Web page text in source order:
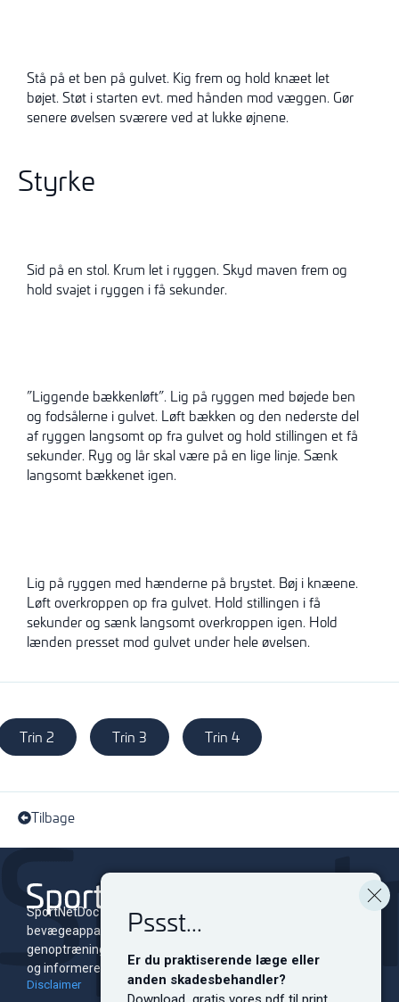
Pssst...
Er du praktiserende læge eller
anden skadesbehandler?
Stå på et ben på gulvet. Kig frem og hold knæet let
bøjet. Støt i starten evt. med hånden mod væggen. Gør
senere øvelsen sværere ved at lukke øjnene.
Styrke
Sid på en stol. Krum let i ryggen. Skyd maven frem og
hold svajet i ryggen i få sekunder.
”Liggende bækkenløft”. Lig på ryggen med bøjede ben
og fodsålerne i gulvet. Løft bækken og den nederste del
af ryggen langsomt op fra gulvet og hold stillingen et få
sekunder. Ryg og lår skal være på en lige linje. Sænk
langsomt bækkenet igen.
Lig på ryggen med hænderne på brystet. Bøj i knæene.
Løft overkroppen op fra gulvet. Hold stillingen i få
sekunder og sænk langsomt overkroppen igen. Hold
lænden presset mod gulvet under hele øvelsen.
Trin 2 Trin 3 Trin 4
Tilbage
SportNetDoc er et online leksikon for skader i
bevægeapparatet med tilhørende
genoptræningsprogrammer. Siden er dedikeret til at oplyse
og informere både fagfolk og sportsudøvere på alle niveauer.
Disclaimer